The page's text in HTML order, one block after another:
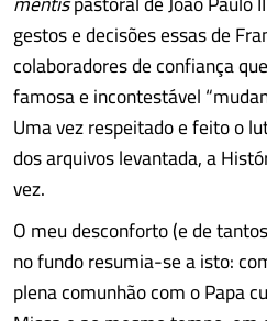
gestos e decisões essas de
colaboradores de confiança
famosa e incontestável
Uma vez respeitado e feito o
dos arquivos levantada, a
vez.
O meu desconforto (e de
no fundo resumia-se a isto:
plena comunhão com o Papa